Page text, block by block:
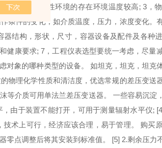
毒），爆炸性环境的存在环境温度较高; 3，
条件的变化，如介质温度，压力，浓度变化。
结构，形状，尺寸，容器设备及配件及各种
健康要求; 7，工程仪表选型要统一考虑，尽量
对象的哪种类型的设备。 如坦克，坦克，坦克
物理化学性质和清洁度，优选常规的差压变送
等介质可用单法兰差压变送器。 一些容易沉淀
由于装置不能打开，可用于测量辐射水平仪;
术上可行，经济应该合理，易于管理。 购买
零点调整后将其安装到标准值。 [5] 2.剩余压力